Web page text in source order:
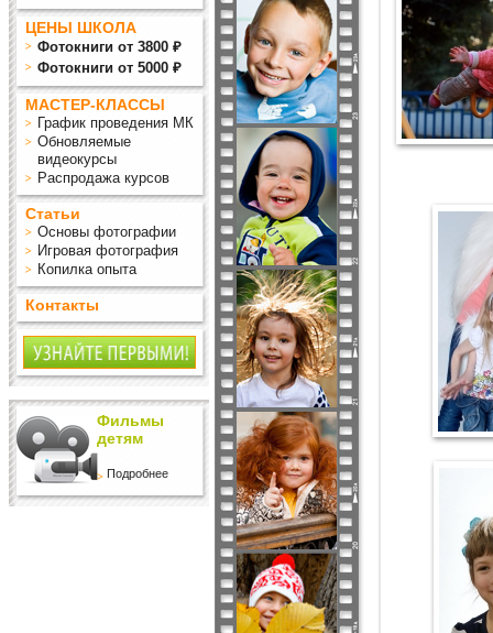
ЦЕНЫ ШКОЛА
Фотокниги от 3800 ₽
Фотокниги от 5000 ₽
МАСТЕР-КЛАССЫ
График проведения МК
Обновляемые
видеокурсы
Распродажа курсов
Статьи
Основы фотографии
Игровая фотография
Копилка опыта
Контакты
Фильмы
детям
Подробнее